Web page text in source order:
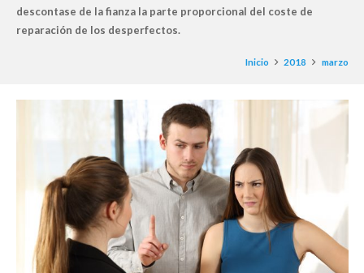
descontase de la fianza la parte proporcional del coste de
reparación de los desperfectos.
Inicio 2018 marzo